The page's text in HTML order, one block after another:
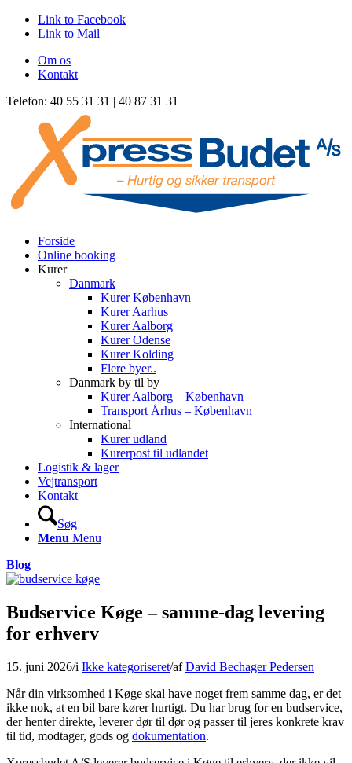
Link to Facebook
Link to Mail
Om os
Kontakt
Telefon: 40 55 31 31 | 40 87 31 31
Forside
Online booking
Kurer
Danmark
Kurer København
Kurer Aarhus
Kurer Aalborg
Kurer Odense
Kurer Kolding
Flere byer..
Danmark by til by
Kurer Aalborg – København
Transport Århus – København
International
Kurer udland
Kurerpost til udlandet
Logistik & lager
Vejtransport
Kontakt
Søg
Menu Menu
Blog
Budservice Køge – samme-dag levering
for erhverv
15. juni 2026/i Ikke kategoriseret/afDavid Bechager Pedersen
Når din virksomhed i Køge skal have noget frem samme dag, er det
ikke nok, at en bil bare kører hurtigt. Du har brug for en budservice,
der henter direkte, leverer dør til dør og passer til jeres konkrete krav
til tid, modtager, gods og dokumentation.